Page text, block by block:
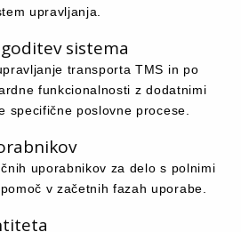
upravljanja.
sistema
transporta TMS in po
funkcionalnosti z dodatnimi
specifične poslovne procese.
uporabnikov za delo s polnimi
v začetnih fazah uporabe.